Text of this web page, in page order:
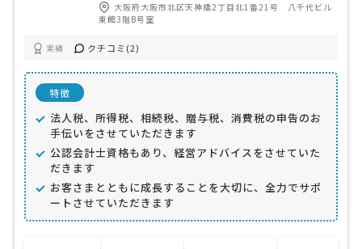
大阪府大阪市北区天神橋2丁目北1番21号 八千代ビル
東館3階B号室
実績 クチコミ(2)
特徴
法人税、所得税、相続税、贈与税、消費税の申告のお
手伝いをさせていただきます
公認会計士資格もあり、経営アドバイスをさせていた
だきます
お客さまとともに成長することを大切に、全力でサポ
ートさせていただきます